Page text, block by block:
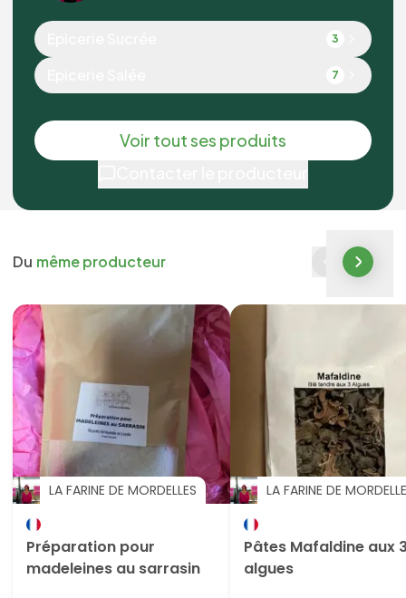
3
7
Voir tout ses produits
Du même producteur
LA FARINE DE MORDELLES
Préparation pour
madeleines au sarrasin
LA FARINE DE
Pâtes Mafaldine aux
algues